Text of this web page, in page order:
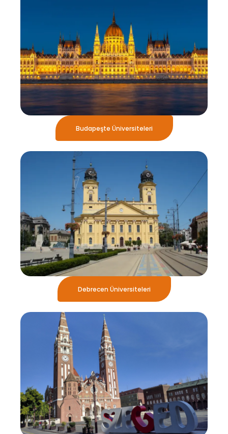
Budapeşte Üniversiteleri
Debrecen Üniversiteleri